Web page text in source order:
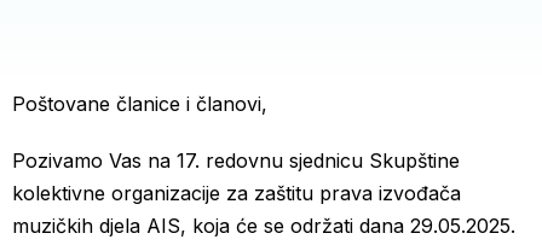
Poštovane članice i članovi,
Pozivamo Vas na 17. redovnu sjednicu Skupštine
kolektivne organizacije za zaštitu prava izvođača
muzičkih djela AIS, koja će se održati dana 29.05.2025.